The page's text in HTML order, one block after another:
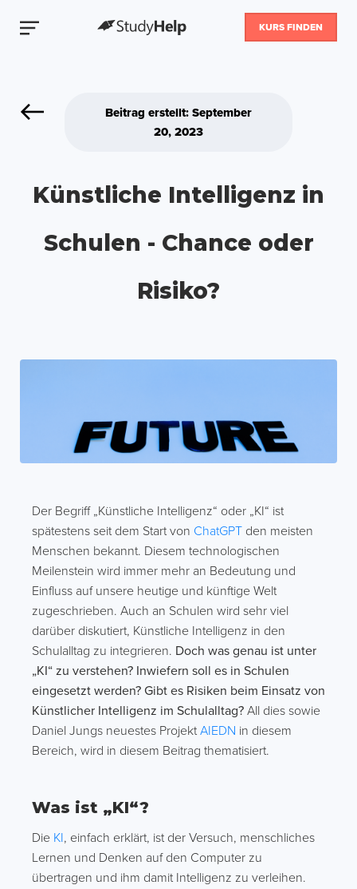
KURS FINDEN
Beitrag erstellt: September
20, 2023
Künstliche Intelligenz in
Schulen - Chance oder
Risiko?
Der Begriff „Künstliche Intelligenz“ oder „KI“ ist
spätestens seit dem Start von ChatGPT den meisten
Menschen bekannt. Diesem technologischen
Meilenstein wird immer mehr an Bedeutung und
Einfluss auf unsere heutige und künftige Welt
zugeschrieben. Auch an Schulen wird sehr viel
darüber diskutiert, Künstliche Intelligenz in den
Schulalltag zu integrieren. Doch was genau ist unter
„KI“ zu verstehen? Inwiefern soll es in Schulen
eingesetzt werden? Gibt es Risiken beim Einsatz von
Künstlicher Intelligenz im Schulalltag? All dies sowie
Daniel Jungs neuestes Projekt AIEDN in diesem
Bereich, wird in diesem Beitrag thematisiert.
Was ist „KI“?
Die KI, einfach erklärt, ist der Versuch, menschliches
Lernen und Denken auf den Computer zu
übertragen und ihm damit Intelligenz zu verleihen.